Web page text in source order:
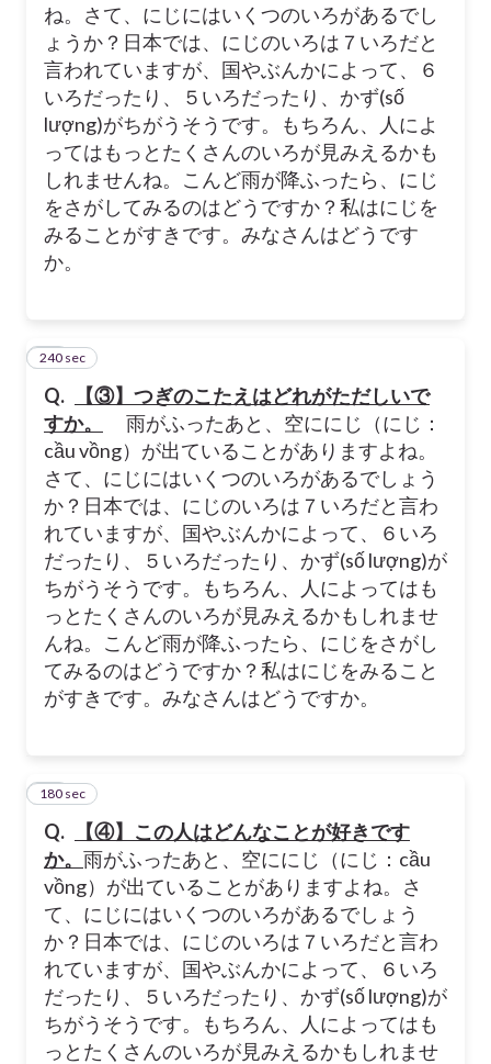
ね。さて、にじにはいくつのいろがあるでし
ょうか？日本では、にじのいろは７いろだと
言われていますが、国やぶんかによって、６
いろだったり、５いろだったり、かず(số
lượng)がちがうそうです。もちろん、人によ
ってはもっとたくさんのいろが見みえるかも
しれませんね。こんど雨が降ふったら、にじ
をさがしてみるのはどうですか？私はにじを
みることがすきです。みなさんはどうです
か。
Q.
【③】つぎのこたえはどれがただしいで
すか。
雨がふったあと、空ににじ（にじ：
cầu vồng）が出ていることがありますよね。
さて、にじにはいくつのいろがあるでしょう
か？日本では、にじのいろは７いろだと言わ
れていますが、国やぶんかによって、６いろ
だったり、５いろだったり、かず(số lượng)が
ちがうそうです。もちろん、人によってはも
っとたくさんのいろが見みえるかもしれませ
んね。こんど雨が降ふったら、にじをさがし
てみるのはどうですか？私はにじをみること
がすきです。みなさんはどうですか。
48
240 sec
Q. 【④】この人はどんなことが好きです
か。 雨がふったあと、空ににじ（にじ：cầu
vồng）が出ていることがありますよね。さ
て、にじにはいくつのいろがあるでしょう
か？日本では、にじのいろは７いろだと言わ
れていますが、国やぶんかによって、６いろ
だったり、５いろだったり、かず(số lượng)が
ちがうそうです。もちろん、人によってはも
っとたくさんのいろが見みえるかもしれませ
49
180 sec